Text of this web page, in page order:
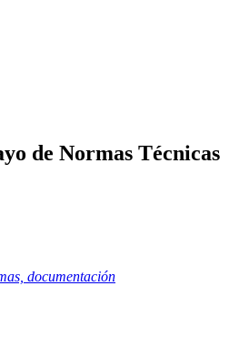
de Normas Técnicas
documentación